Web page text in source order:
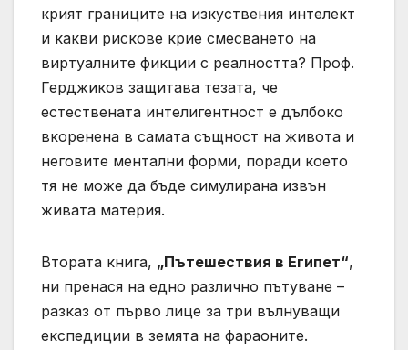
крият границите на изкуствения интелект
и какви рискове крие смесването на
виртуалните фикции с реалността? Проф.
Герджиков защитава тезата, че
естествената интелигентност е дълбоко
вкоренена в самата същност на живота и
неговите ментални форми, поради което
тя не може да бъде симулирана извън
живата материя.
Втората книга, „Пътешествия в Египет“,
ни пренася на едно различно пътуване –
разказ от първо лице за три вълнуващи
експедиции в земята на фараоните.